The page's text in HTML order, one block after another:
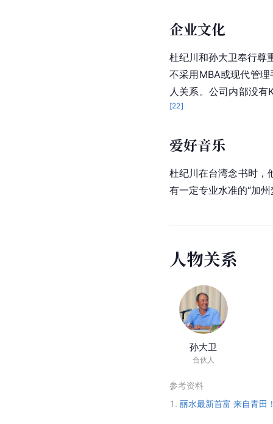
企业文化
杜纪川和孙大卫奉行尊
不采用MBA或现代管
人关系。公司内部没
[22]
爱好音乐
杜纪川在台湾念书时，
有一定专业水准的“加
人物关系
孙大卫
合伙人
参考资料
1. 丽水最新首富 来自青田